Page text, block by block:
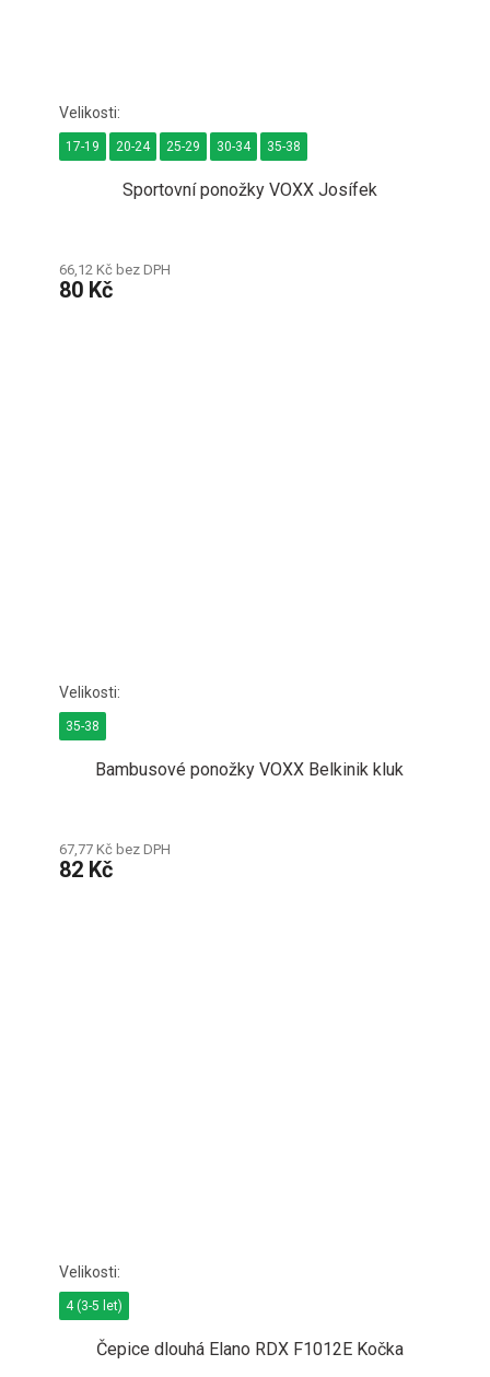
Sportovní ponožky VOXX Josífek
66,12 Kč bez DPH
80 Kč
17-19 20-24 25-29 30-34 35-38
Bambusové ponožky VOXX Belkinik kluk
67,77 Kč bez DPH
82 Kč
35-38
Čepice dlouhá Elano RDX F1012E Kočka
4 (3-5 let)